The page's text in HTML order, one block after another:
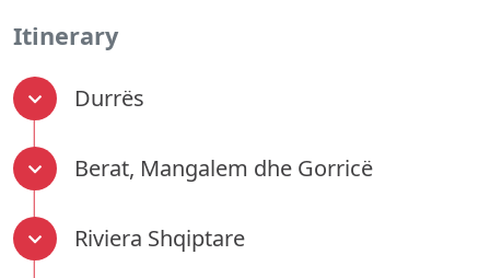
Itinerary
Durrës
Berat, Mangalem dhe Gorricë
Riviera Shqiptare